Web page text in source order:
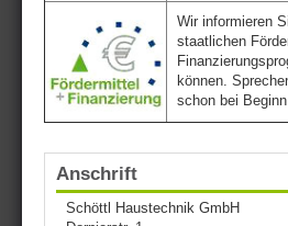
Wir informieren
staatlichen
können.
schon bei
Anschrift
Schöttl Haustechnik GmbH